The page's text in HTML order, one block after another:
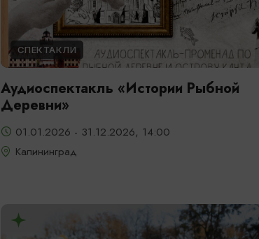
СПЕКТАКЛИ
Аудиоспектакль «Истории Рыбной
Деревни»
01.01.2026 - 31.12.2026, 14:00
Калининград